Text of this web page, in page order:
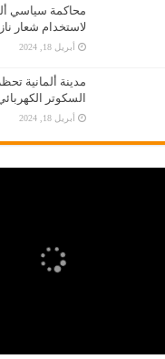
محاكمة سياسي
لاستخدام شعار
أبريل 18, 2024
مدينة ألمانية
السكوتر
أبريل 18, 2024